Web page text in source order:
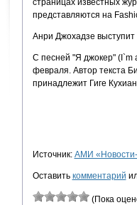
представляются на
Анри Джохадзе
С песней "Я джокер" (I`m
февраля. Автор текста
принадлежит Гиге
Источник: АМИ
Оставить комментарий
(Пока